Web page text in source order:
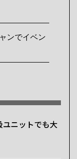
ンでイベン
ニットでも大